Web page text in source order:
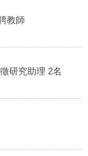
教師
研究助理 2名